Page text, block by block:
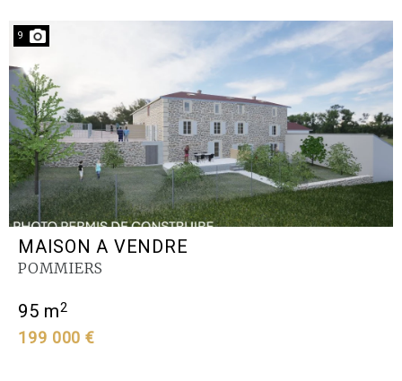
9
MAISON A VENDRE
POMMIERS
95 m2
199 000 €